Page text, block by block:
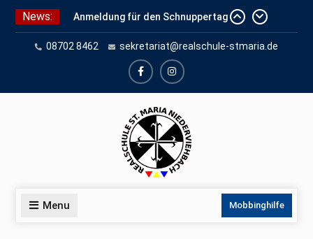
Skip
content
News:
Anmeldung für den Schnuppertag
und Anmeldeunterlagen
Schuleinschreibung 2026
Schnuppertag 2026
08702 8462 sekretariat@realschule-stmaria.de
facebookinstagram
Menu Mobbinghilfe